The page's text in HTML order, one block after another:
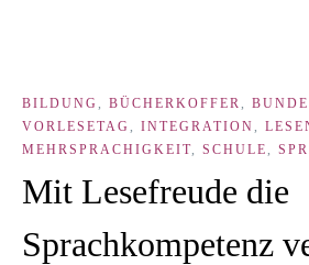
BILDUNG , BÜCHERKOFFER,
VORLESETAG , INTEGRATION,
MEHRSPRACHIGKEIT, SCHULE,
Mit Lesefreude die
Sprachkompetenz